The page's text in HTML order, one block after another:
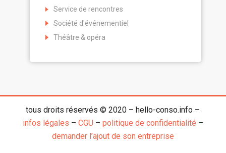
Service de rencontres
Société d'événementiel
Théâtre & opéra
tous droits réservés © 2020 – hello-conso.info –
infos légales – CGU – politique de confidentialité –
demander l’ajout de son entreprise